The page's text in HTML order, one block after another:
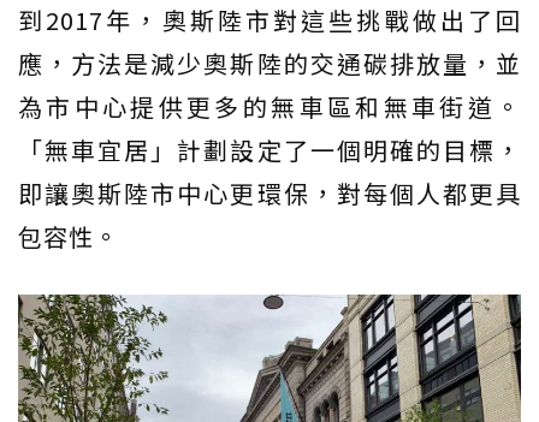
到2017年，奧斯陸市對這些挑戰做出了回
應，方法是減少奧斯陸的交通碳排放量，並
為市中心提供更多的無車區和無車街道。
「無車宜居」計劃設定了一個明確的目標，
即讓奧斯陸市中心更環保，對每個人都更具
包容性。